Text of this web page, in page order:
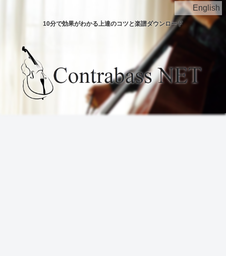
English
10分で効果がわかる上達のコツと楽譜ダウンロード